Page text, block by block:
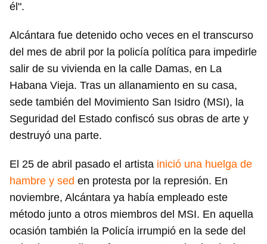
él".
Alcántara fue detenido ocho veces en el transcurso
del mes de abril por la policía política para impedirle
salir de su vivienda en la calle Damas, en La
Habana Vieja. Tras un allanamiento en su casa,
sede también del Movimiento San Isidro (MSI), la
Seguridad del Estado confiscó sus obras de arte y
destruyó una parte.
El 25 de abril pasado el artista inició una huelga de
hambre y sed en protesta por la represión. En
noviembre, Alcántara ya había empleado este
método junto a otros miembros del MSI. En aquella
ocasión también la Policía irrumpió en la sede del